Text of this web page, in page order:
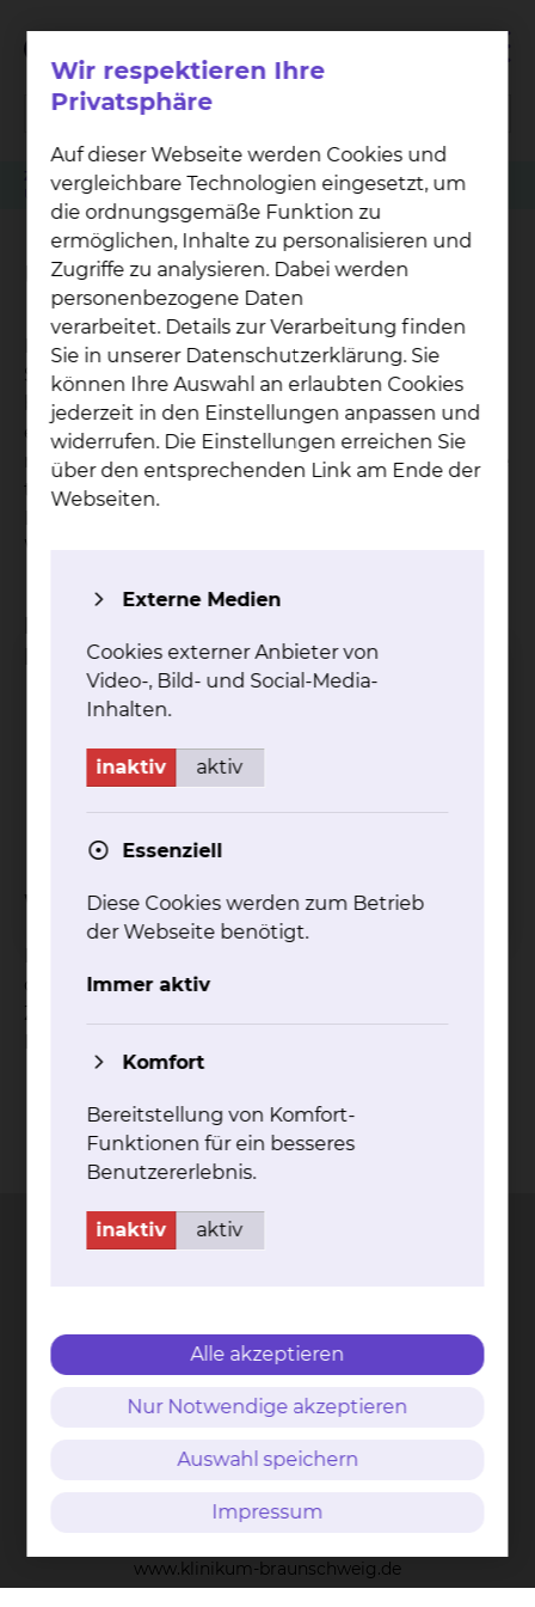
Zuweiser Patient anmelden
Physiotherapie Fichtengrund
Ultraschalltherapie
Ultraschalltherapie
Mechanische Wellen werden mittels eines
Schallkopfes und Kontaktgels direkt in die
betroffenen Körperpartien eingebracht. Sie
erzeugen einen Druckwechsel in Form von
mechanischer Vibrationswirkung. Es entsteht eine
thermische Wirkung durch umgewandelte
Weichteile.
Behandlungsverfahren geeignet?
Myalgien
Neuralgien
Welche Ziele hat die Behandlung?
durchblutungssteigernd und muskelrelaxierend.
Zusätzlich wirkt er anregend auf
Kontakt Impressum AVB
Datenschutz
Bildnachweise
Entgelttransparenz
Braunschweig gGmbH
Freisestr. 9/10
38118 Braunschweig
Tel.: 0531/595-0
www.klinikum-braunschweig.de
Wir respektieren Ihre
Privatsphäre
Auf dieser Webseite werden Cookies und
vergleichbare Technologien eingesetzt, um
die ordnungsgemäße Funktion zu
ermöglichen, Inhalte zu personalisieren und
Zugriffe zu analysieren. Dabei werden
personenbezogene Daten
verarbeitet. Details zur Verarbeitung finden
Sie in unserer Datenschutzerklärung. Sie
können Ihre Auswahl an erlaubten Cookies
jederzeit in den Einstellungen anpassen und
widerrufen. Die Einstellungen erreichen Sie
über den entsprechenden Link am Ende der
Webseiten.
Externe Medien
Cookies externer Anbieter von
Video-, Bild- und Social-Media-
Inhalten.
inaktiv aktiv
Essenziell
Diese Cookies werden zum Betrieb
der Webseite benötigt.
Immer aktiv
Komfort
Bereitstellung von Komfort-
Funktionen für ein besseres
Benutzererlebnis.
inaktiv aktiv
Alle akzeptieren
Nur Notwendige akzeptieren
Auswahl speichern
Impressum